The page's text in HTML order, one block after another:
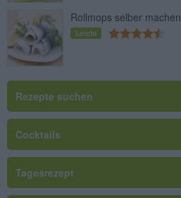
Rollmops selber machen
Leicht
Rezepte suchen
Cocktails
Tagesrezept